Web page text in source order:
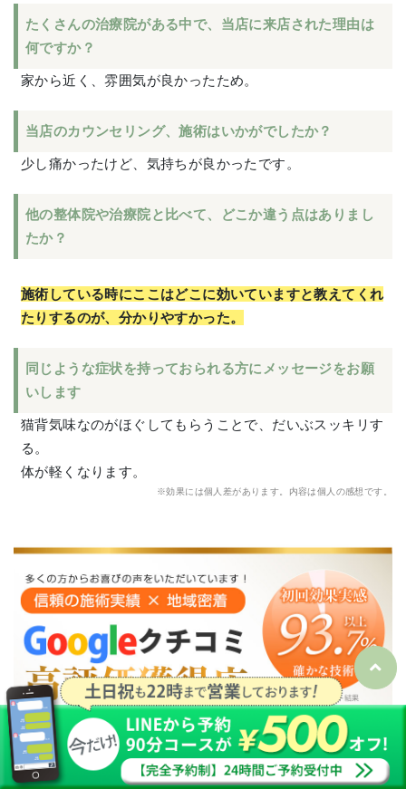
たくさんの治療院がある中で、当店に来店された理由は
何ですか？
家から近く、雰囲気が良かったため。
当店のカウンセリング、施術はいかがでしたか？
少し痛かったけど、気持ちが良かったです。
他の整体院や治療院と比べて、どこか違う点はありまし
たか？
施術している時にここはどこに効いていますと教えてくれ
たりするのが、分かりやすかった。
同じような症状を持っておられる方にメッセージをお願
いします
猫背気味なのがほぐしてもらうことで、だいぶスッキリす
る。
体が軽くなります。
※効果には個人差があります。内容は個人の感想です。